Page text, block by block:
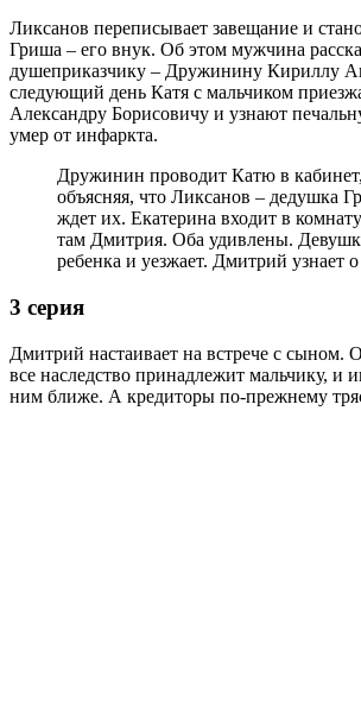
Ликсанов переписывает завещание и
Гриша – его внук. Об этом мужчина
душеприказчику – Дружинину Кириллу
следующий день Катя с мальчиком
Александру Борисовичу и узнают
умер от инфаркта.
Дружинин проводит Катю в
объясняя, что Ликсанов – дедушка
ждет их. Екатерина входит в
там Дмитрия. Оба удивлены.
ребенка и уезжает. Дмитрий узнает
3 серия
Дмитрий настаивает на встрече с сыном.
все наследство принадлежит мальчику, и
ним ближе. А кредиторы по-прежнему